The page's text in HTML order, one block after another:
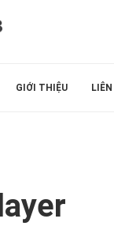
GIỚI THIỆU